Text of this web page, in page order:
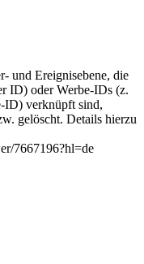
und Ereignisebene, die
ID) oder Werbe-IDs (z.
ID) verknüpft sind,
gelöscht. Details hierzu
7667196?hl=de